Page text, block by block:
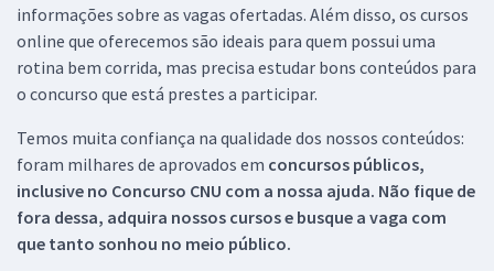
informações sobre as vagas ofertadas. Além disso, os cursos
online que oferecemos são ideais para quem possui uma
rotina bem corrida, mas precisa estudar bons conteúdos para
o concurso que está prestes a participar.
Temos muita confiança na qualidade dos nossos conteúdos:
foram milhares de aprovados em concursos públicos,
inclusive no Concurso CNU com a nossa ajuda. Não fique de
fora dessa, adquira nossos cursos e busque a vaga com
que tanto sonhou no meio público.